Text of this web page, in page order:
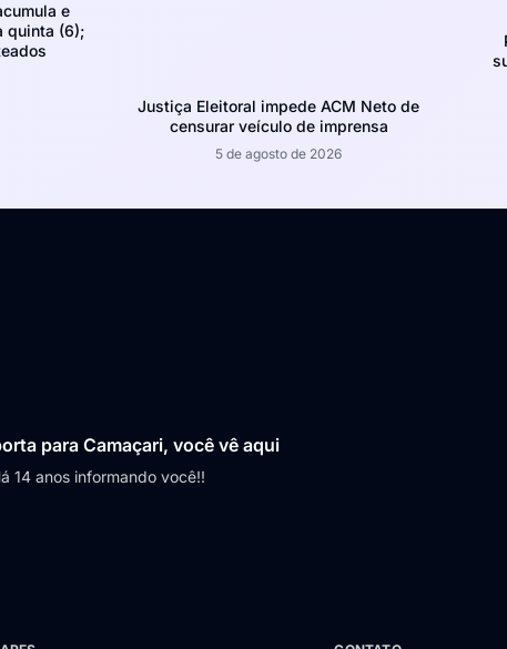
e
quinta (6);
Justiça Eleitoral impede ACM Neto de
censurar veículo de imprensa
5 de agosto de 2026
para Camaçari, você vê aqui
14 anos informando você!!